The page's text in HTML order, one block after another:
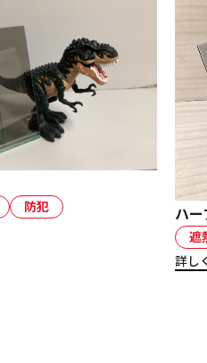
防犯
ハ
遮
詳し